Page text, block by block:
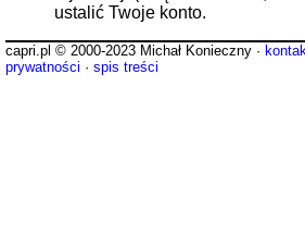
ustalić Twoje konto.
capri.pl © 2000-2023 Michał Konieczny ·
prywatności · spis treści